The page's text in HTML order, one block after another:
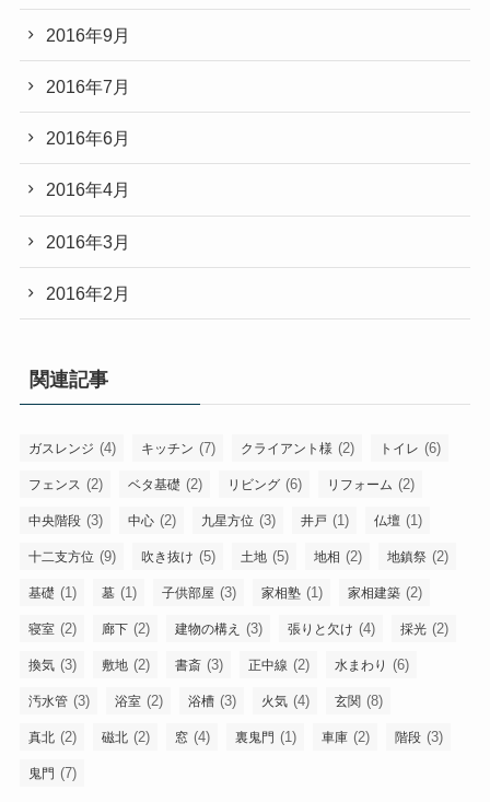
2016年9月
2016年7月
2016年6月
2016年4月
2016年3月
2016年2月
関連記事
ガスレンジ (4) キッチン (7) クライアント様 (2) トイレ (6)
フェンス (2) ベタ基礎 (2) リビング (6) リフォーム (2)
中央階段 (3) 中心 (2) 九星方位 (3) 井戸 (1) 仏壇 (1)
十二支方位 (9) 吹き抜け (5) 土地 (5) 地相 (2) 地鎮祭 (2)
基礎 (1) 墓 (1) 子供部屋 (3) 家相塾 (1) 家相建築 (2)
寝室 (2) 廊下 (2) 建物の構え (3) 張りと欠け (4) 採光 (2)
換気 (3) 敷地 (2) 書斎 (3) 正中線 (2) 水まわり (6)
汚水管 (3) 浴室 (2) 浴槽 (3) 火気 (4) 玄関 (8)
真北 (2) 磁北 (2) 窓 (4) 裏鬼門 (1) 車庫 (2) 階段 (3)
鬼門 (7)